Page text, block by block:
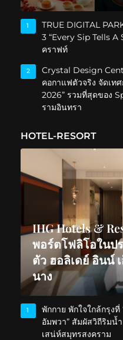
1
TRUE DIGITAL
3 “Every Sip Tells
คราฟท์
2
Crystal Design
คอกาแฟตัวจริง จัดเท
2026” รวมที่สุดของ
รามอินทรา
HOTEL-RESORT
IHG Hotels &
พอร์ตโฟลิโอในป
ตัว ฮอลิเดย์ อินน์
นาง
1
พักกาย พักใจใกล้กรุง
อัมพวา” สัมผัสวิถีริม
เสน่ห์สมุทรสงคราม